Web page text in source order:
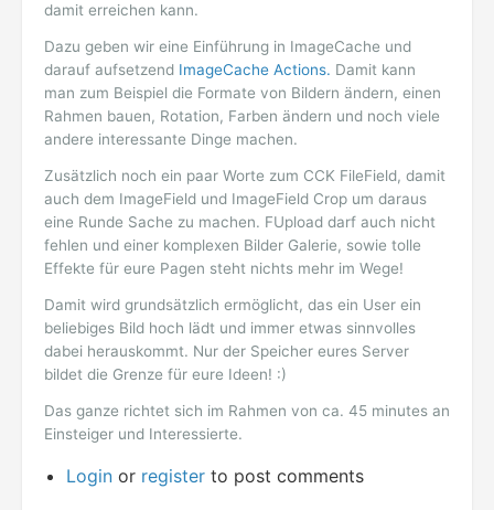
damit erreichen kann.
Dazu geben wir eine Einführung in ImageCache und
darauf aufsetzend ImageCache Actions. Damit kann
man zum Beispiel die Formate von Bildern ändern, einen
Rahmen bauen, Rotation, Farben ändern und noch viele
andere interessante Dinge machen.
Zusätzlich noch ein paar Worte zum CCK FileField, damit
auch dem ImageField und ImageField Crop um daraus
eine Runde Sache zu machen. FUpload darf auch nicht
fehlen und einer komplexen Bilder Galerie, sowie tolle
Effekte für eure Pagen steht nichts mehr im Wege!
Damit wird grundsätzlich ermöglicht, das ein User ein
beliebiges Bild hoch lädt und immer etwas sinnvolles
dabei herauskommt. Nur der Speicher eures Server
bildet die Grenze für eure Ideen! :)
Das ganze richtet sich im Rahmen von ca. 45 minutes an
Einsteiger und Interessierte.
Login or register to post comments